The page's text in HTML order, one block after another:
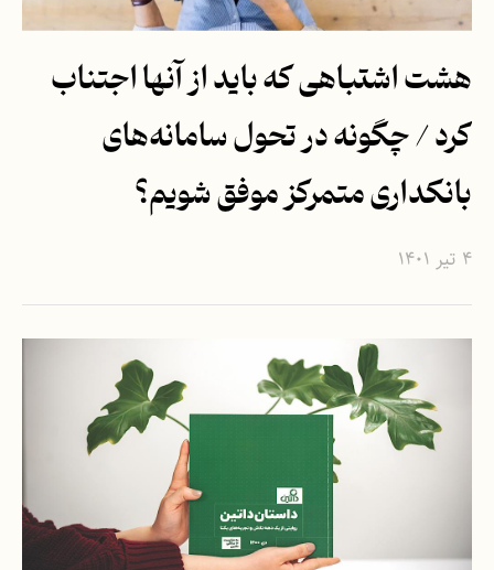
هشت اشتباهی که باید از آنها اجتناب
کرد / چگونه در تحول سامانه‌های
بانکداری متمرکز موفق شویم؟
۴ تیر ۱۴۰۱